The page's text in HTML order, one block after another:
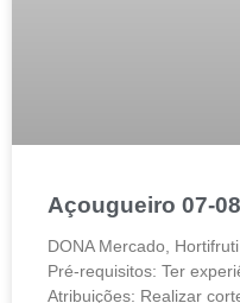
Açougueiro 07-
DONA Mercado,
Pré-requisitos: Ter
Atribuições: Realizar